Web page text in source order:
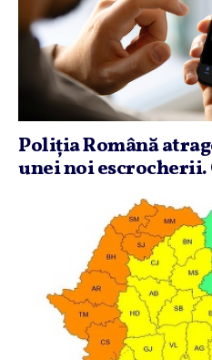
Poliţia Română
unei noi escrocherii.